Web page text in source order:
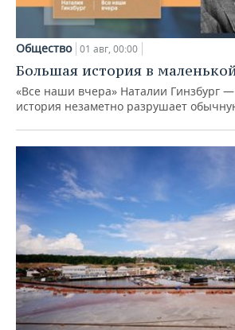
Общество 01 авг, 00:00
Большая история в
«Все наши вчера» Наталии Гинзбург —
история незаметно разрушает